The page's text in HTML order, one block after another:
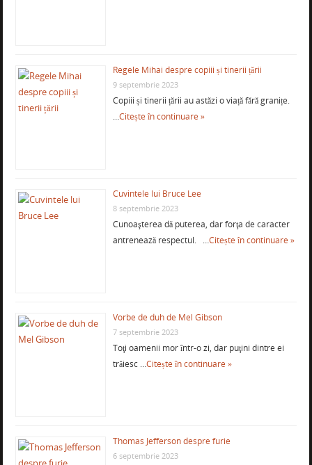
Regele Mihai despre copiii și tinerii țării
9 septembrie 2023
Copiii și tinerii țării au astăzi o viață fără granițe.
…Citește în continuare »
Cuvintele lui Bruce Lee
8 septembrie 2023
Cunoaşterea dă puterea, dar forţa de caracter
antrenează respectul. …Citește în continuare »
Vorbe de duh de Mel Gibson
7 septembrie 2023
Toţi oamenii mor într-o zi, dar puţini dintre ei
trăiesc …Citește în continuare »
Thomas Jefferson despre furie
6 septembrie 2023